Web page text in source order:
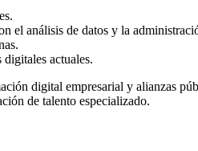
el análisis de datos y la
actuales.
digital empresarial y alianzas
de talento especializado.